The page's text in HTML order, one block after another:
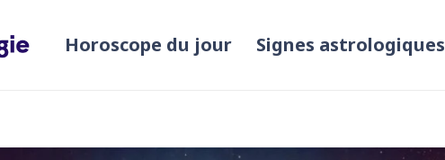
Horoscope du jour Signes astrologiques